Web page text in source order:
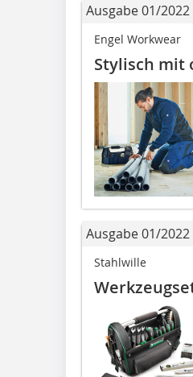
Ausgabe 01/2022
Engel Workwear
Stylisch mit
Ausgabe 01/2022
Stahlwille